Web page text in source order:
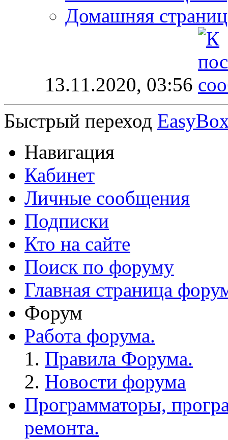
Домашняя
13.11.2020, 03:56
Быстрый переход
Навигация
Кабинет
Личные сообщения
Подписки
Кто на сайте
Поиск по форуму
Главная страница
Форум
Работа форума.
Правила Форума.
Новости форума
Программаторы,
ремонта.